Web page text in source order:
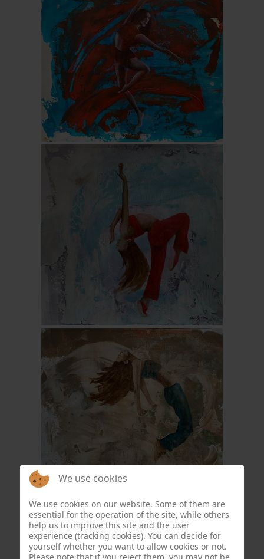
We use cookies
We use cookies on our website. Some of them are
essential for the operation of the site, while others
help us to improve this site and the user
experience (tracking cookies). You can decide for
yourself whether you want to allow cookies or not.